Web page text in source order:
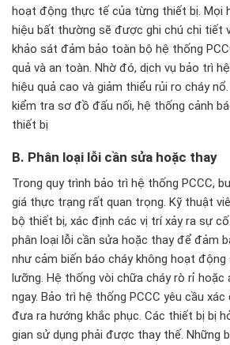
hoạt động thực tế của từng thiết bị. Mọi
hiệu bất thường sẽ được ghi chú chi tiết
khảo sát đảm bảo toàn bộ hệ thống
quả và an toàn. Nhờ đó, dịch vụ bảo trì
hiệu quả cao và giảm thiểu rủi ro cháy
kiểm tra sơ đồ đấu nối, hệ thống cảnh
thiết bị
B. Phân loại lỗi cần sửa hoặc thay
Trong quy trình bảo trì hệ thống PCCC,
giá thực trạng rất quan trọng. Kỹ thuật
bộ thiết bị, xác định các vị trí xảy ra sự
phân loại lỗi cần sửa hoặc thay để đảm
như cảm biến báo cháy không hoạt
lưỡng. Hệ thống vòi chữa cháy rò rỉ hoặc
ngay. Bảo trì hệ thống PCCC yêu cầu
đưa ra hướng khắc phục. Các thiết bị bị
gian sử dụng phải được thay thế. Những